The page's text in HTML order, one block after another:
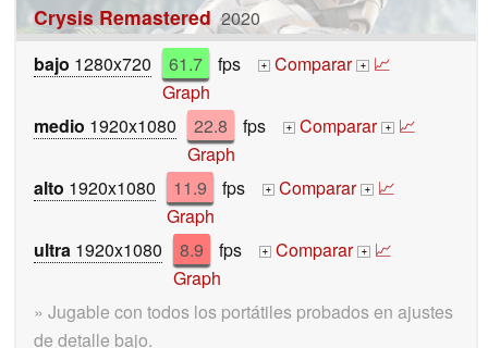
Crysis Remastered 2020
bajo 1280x720 61.7 fps + Comparar + 📈
Graph
medio 1920x1080 22.8 fps + Comparar + 📈
Graph
alto 1920x1080 11.9 fps + Comparar + 📈
Graph
ultra 1920x1080 8.9 fps + Comparar + 📈
Graph
» Jugable con todos los portátiles probados en ajustes
de detalle bajo.